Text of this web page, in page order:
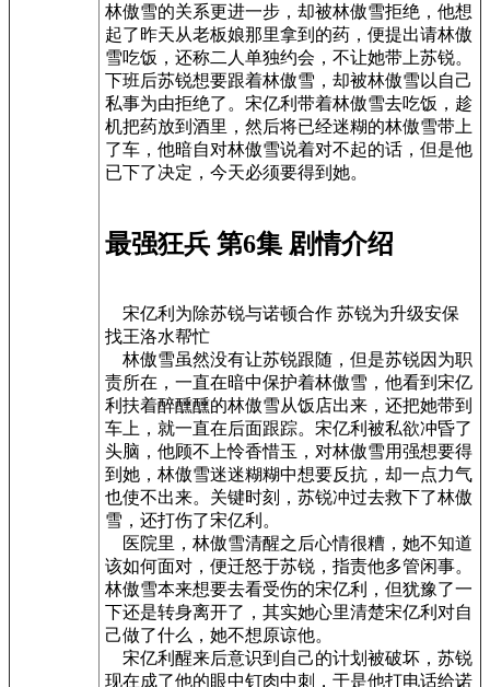
林傲雪的关系更进一步，却被林傲雪拒绝，他想
起了昨天从老板娘那里拿到的药，便提出请林傲
雪吃饭，还称二人单独约会，不让她带上苏锐。
下班后苏锐想要跟着林傲雪，却被林傲雪以自己
私事为由拒绝了。宋亿利带着林傲雪去吃饭，趁
机把药放到酒里，然后将已经迷糊的林傲雪带上
了车，他暗自对林傲雪说着对不起的话，但是他
已下了决定，今天必须要得到她。
最强狂兵 第6集 剧情介绍
宋亿利为除苏锐与诺顿合作 苏锐为升级安保
找王洛水帮忙
林傲雪虽然没有让苏锐跟随，但是苏锐因为职
责所在，一直在暗中保护着林傲雪，他看到宋亿
利扶着醉醺醺的林傲雪从饭店出来，还把她带到
车上，就一直在后面跟踪。宋亿利被私欲冲昏了
头脑，他顾不上怜香惜玉，对林傲雪用强想要得
到她，林傲雪迷迷糊糊中想要反抗，却一点力气
也使不出来。关键时刻，苏锐冲过去救下了林傲
雪，还打伤了宋亿利。
医院里，林傲雪清醒之后心情很糟，她不知道
该如何面对，便迁怒于苏锐，指责他多管闲事。
林傲雪本来想要去看受伤的宋亿利，但犹豫了一
下还是转身离开了，其实她心里清楚宋亿利对自
己做了什么，她不想原谅他。
宋亿利醒来后意识到自己的计划被破坏，苏锐
现在成了他的眼中钉肉中刺，于是他打电话给诺